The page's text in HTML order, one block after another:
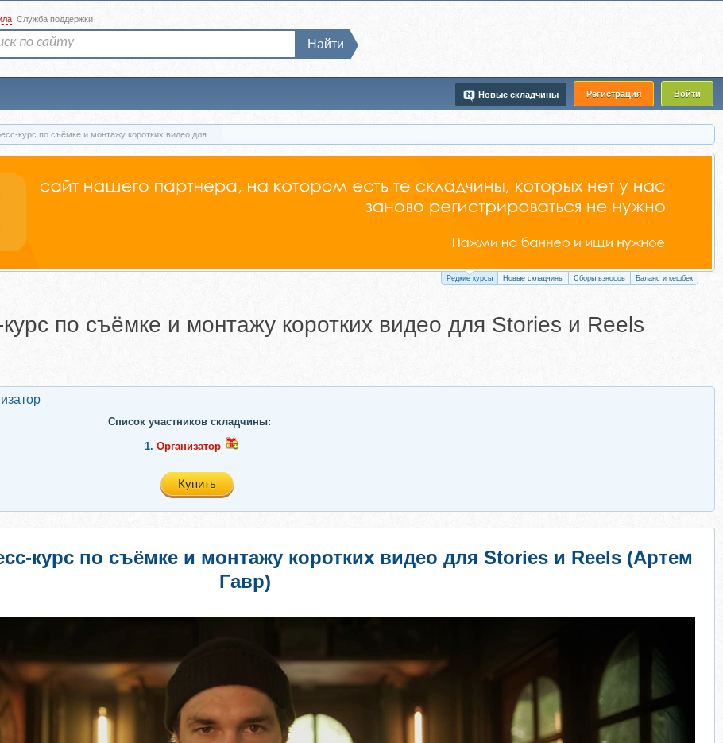
Регистрация Войти
Новые складчины
Служба поддержки
Найти
курс по съёмке и монтажу коротких видео для...
Редкие курсы Новые складчины Сборы взносов Баланс и кешбек
по съёмке и монтажу коротких видео для Stories и Reels
Список участников складчины:
1. Организатор
Купить
курс по съёмке и монтажу коротких видео для Stories и Reels (Артем
Гавр)